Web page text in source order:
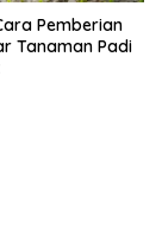
Pemberian
Tanaman Padi